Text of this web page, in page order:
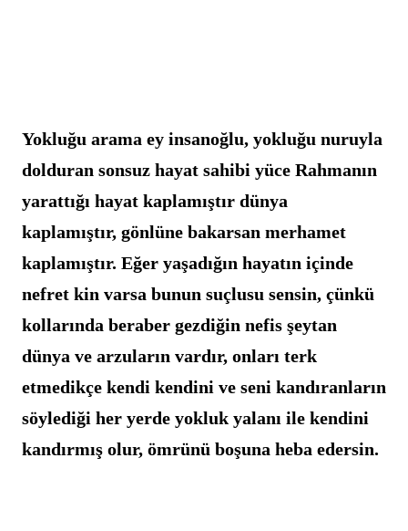
Yokluğu arama ey insanoğlu, yokluğu nuruyla
dolduran sonsuz hayat sahibi yüce Rahmanın
yarattığı hayat kaplamıştır dünya
kaplamıştır, gönlüne bakarsan merhamet
kaplamıştır. Eğer yaşadığın hayatın içinde
nefret kin varsa bunun suçlusu sensin, çünkü
kollarında beraber gezdiğin nefis şeytan
dünya ve arzuların vardır, onları terk
etmedikçe kendi kendini ve seni kandıranların
söylediği her yerde yokluk yalanı ile kendini
kandırmış olur, ömrünü boşuna heba edersin.